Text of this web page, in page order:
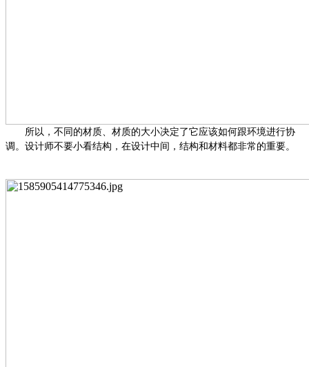
所以，不同的材质、材质的大小决定了它应该如何跟环境进行协
调。设计师不要小看结构，在设计中间，结构和材料都非常的重要。